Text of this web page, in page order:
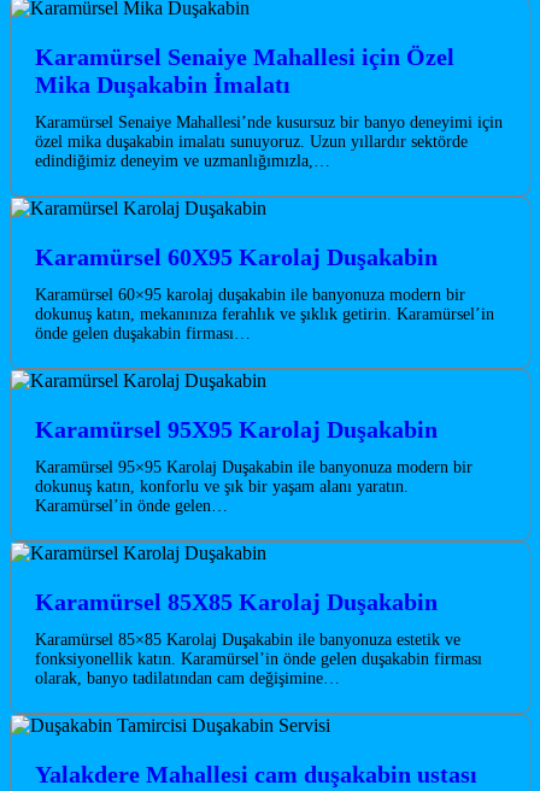
Karamürsel Senaiye Mahallesi için Özel
Mika Duşakabin İmalatı
Karamürsel Senaiye Mahallesi’nde kusursuz bir banyo deneyimi için
özel mika duşakabin imalatı sunuyoruz. Uzun yıllardır sektörde
edindiğimiz deneyim ve uzmanlığımızla,…
Karamürsel 60X95 Karolaj Duşakabin
Karamürsel 60×95 karolaj duşakabin ile banyonuza modern bir
dokunuş katın, mekanınıza ferahlık ve şıklık getirin. Karamürsel’in
önde gelen duşakabin firması…
Karamürsel 95X95 Karolaj Duşakabin
Karamürsel 95×95 Karolaj Duşakabin ile banyonuza modern bir
dokunuş katın, konforlu ve şık bir yaşam alanı yaratın.
Karamürsel’in önde gelen…
Karamürsel 85X85 Karolaj Duşakabin
Karamürsel 85×85 Karolaj Duşakabin ile banyonuza estetik ve
fonksiyonellik katın. Karamürsel’in önde gelen duşakabin firması
olarak, banyo tadilatından cam değişimine…
Yalakdere Mahallesi cam duşakabin ustası